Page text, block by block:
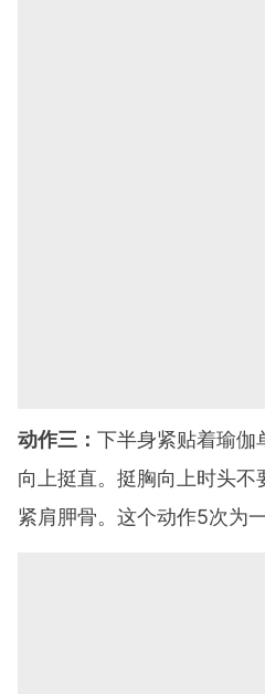
动作三： 下半身紧贴着瑜伽
向上挺直。挺胸向上时头
紧肩胛骨。这个动作5次为